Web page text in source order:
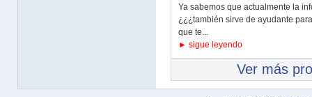
Ya sabemos que actualmente la
¿¿¿también sirve de ayudante
que te...
► sigue leyendo
Ver más